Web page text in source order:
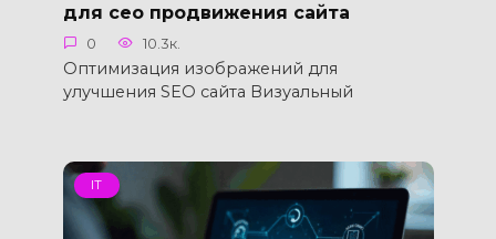
для сео продвижения сайта
0 10.3к.
Оптимизация изображений для
улучшения SEO сайта Визуальный
IT